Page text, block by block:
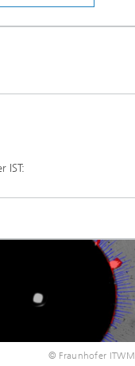
IST:
© Fraunhofer ITWM